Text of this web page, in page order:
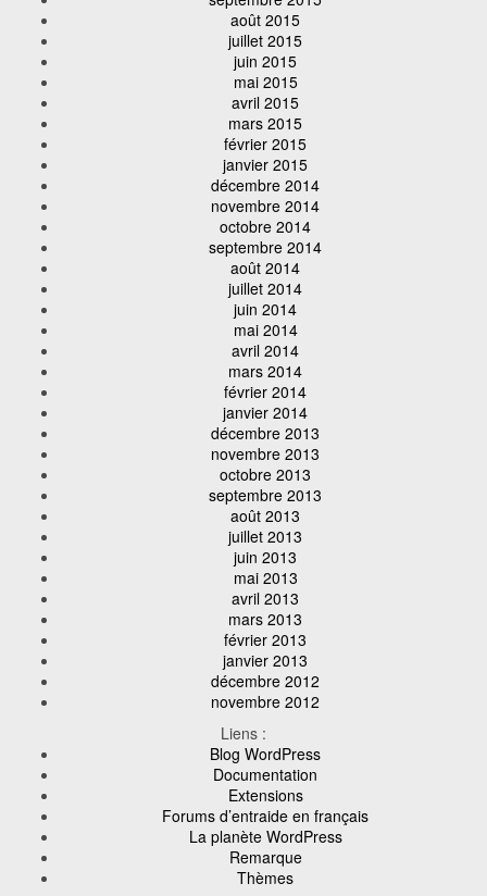
août 2015
juillet 2015
juin 2015
mai 2015
avril 2015
mars 2015
février 2015
janvier 2015
décembre 2014
novembre 2014
octobre 2014
septembre 2014
août 2014
juillet 2014
juin 2014
mai 2014
avril 2014
mars 2014
février 2014
janvier 2014
décembre 2013
novembre 2013
octobre 2013
septembre 2013
août 2013
juillet 2013
juin 2013
mai 2013
avril 2013
mars 2013
février 2013
janvier 2013
décembre 2012
novembre 2012
Liens :
Blog WordPress
Documentation
Extensions
Forums d’entraide en français
La planète WordPress
Remarque
Thèmes